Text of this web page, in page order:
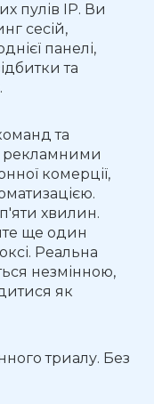
пулів IP. Ви
сесій,
панелі,
та
та
рекламними
комерції,
хвилин.
ще один
Реальна
незмінною,
як
триалу. Без